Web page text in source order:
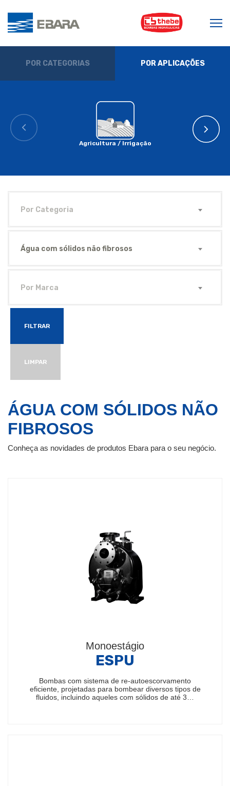
POR CATEGORIAS POR APLICAÇÕES
Agricultura / Irrigação
Por Categoria
Água com sólidos não fibrosos
Por Marca
FILTRAR
LIMPAR
ÁGUA COM SÓLIDOS NÃO
FIBROSOS
Conheça as novidades de produtos Ebara para o seu negócio.
Monoestágio
ESPU
Bombas com sistema de re-autoescorvamento
eficiente, projetadas para bombear diversos tipos de
fluidos, incluindo aqueles com sólidos de até 3…